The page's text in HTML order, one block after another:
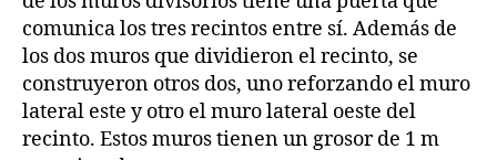
comunica los tres recintos entre sí. Además de
los dos muros que dividieron el recinto, se
construyeron otros dos, uno reforzando el muro
lateral este y otro el muro lateral oeste del
recinto. Estos muros tienen un grosor de 1 m